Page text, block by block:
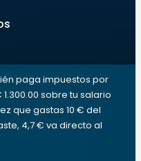
paga impuestos por
sobre tu salario
que gastas 10 € del
4,7 € va directo al